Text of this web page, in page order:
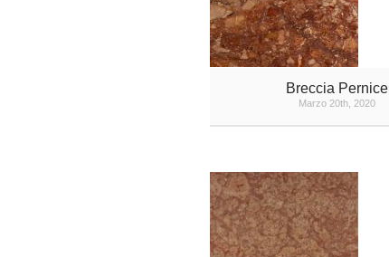
Breccia Pernice
Marzo 20th, 2020